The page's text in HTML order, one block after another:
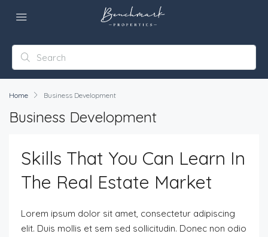
Home Business Development
Business Development
Skills That You Can Learn In
The Real Estate Market
Lorem ipsum dolor sit amet, consectetur adipiscing
elit. Duis mollis et sem sed sollicitudin. Donec non odio